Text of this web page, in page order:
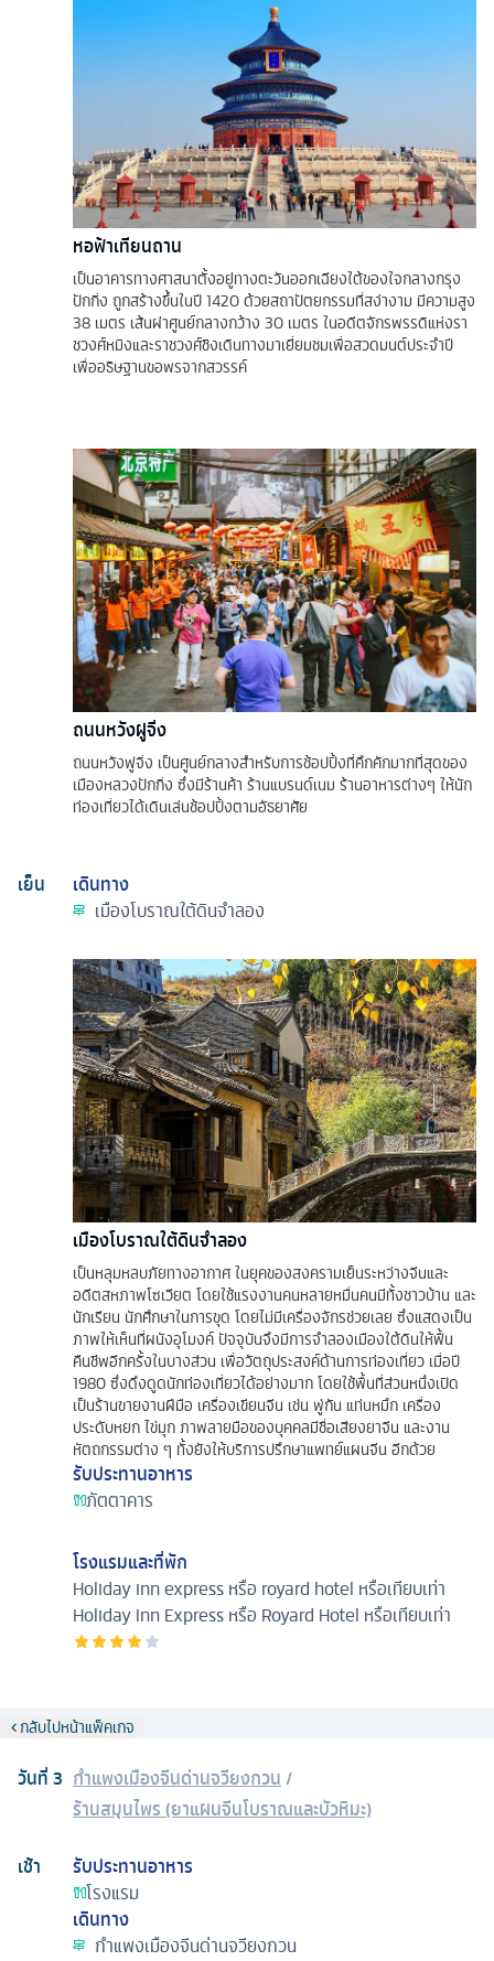
หอฟ้าเทียนถาน
เป็นอาคารทางศาสนาตั้งอยู่ทางตะวันออกเฉียงใต้ของใจกลางกรุง
ปักกิ่ง ถูกสร้างขึ้นในปี 1420 ด้วยสถาปัตยกรรมที่สง่างาม มีความสูง
38 เมตร เส้นผ่าศูนย์กลางกว้าง 30 เมตร ในอดีตจักรพรรดิแห่งรา
ชวงศ์หมิงและราชวงศ์ชิงเดินทางมาเยี่ยมชมเพื่อสวดมนต์ประจำปี
เพื่ออธิษฐานขอพรจากสวรรค์
ถนนหวังฝูจิ่ง
ถนนหวังฟูจิ่ง เป็นศูนย์กลางสำหรับการช้อปปิ้งที่คึกคักมากที่สุดของ
เมืองหลวงปักกิ่ง ซึ่งมีร้านค้า ร้านแบรนด์เนม ร้านอาหารต่างๆ ให้นัก
ท่องเที่ยวได้เดินเล่นช้อปปิ้งตามอัธยาศัย
เย็น
เดินทาง
เมืองโบราณใต้ดินจำลอง
เมืองโบราณใต้ดินจำลอง
เป็นหลุมหลบภัยทางอากาศ ในยุคของสงครามเย็นระหว่างจีนและ
อดีตสหภาพโซเวียต โดยใช้แรงงานคนหลายหมื่นคนมีทั้งชาวบ้าน และ
นักเรียน นักศึกษาในการขุด โดยไม่มีเครื่องจักรช่วยเลย ซึ่งแสดงเป็น
ภาพให้เห็นที่ผนังอุโมงค์ ปัจจุบันจึงมีการจำลองเมืองใต้ดินให้ฟื้น
คืนชีพอีกครั้งในบางส่วน เพื่อวัตถุประสงค์ด้านการท่องเที่ยว เมื่อปี
1980 ซึ่งดึงดูดนักท่องเที่ยวได้อย่างมาก โดยใช้พื้นที่ส่วนหนึ่งเปิด
เป็นร้านขายงานฝีมือ เครื่องเขียนจีน เช่น พู่กัน แท่นหมึก เครื่อง
ประดับหยก ไข่มุก ภาพลายมือของบุคคลมีชื่อเสียงยาจีน และงาน
หัตถกรรมต่าง ๆ ทั้งยังให้บริการปรึกษาแพทย์แผนจีน อีกด้วย
รับประทานอาหาร
ภัตตาคาร
โรงแรมและที่พัก
Holiday inn express หรือ royard hotel หรือเทียบเท่า
Holiday Inn Express หรือ Royard Hotel หรือเทียบเท่า
กลับไปหน้าแพ็คเกจ
วันที่3 กำแพงเมืองจีนด่านจวียงกวน /
ร้านสมุนไพร (ยาแผนจีนโบราณและบัวหิมะ)
เช้า
รับประทานอาหาร
โรงแรม
เดินทาง
กำแพงเมืองจีนด่านจวียงกวน